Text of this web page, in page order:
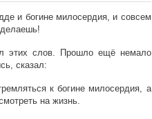
и богине милосердия, и совсем
этих слов. Прошло ещё немало
сказал:
к богине милосердия, а
на жизнь.